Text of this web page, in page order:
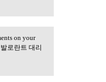
on your
로란트 대리